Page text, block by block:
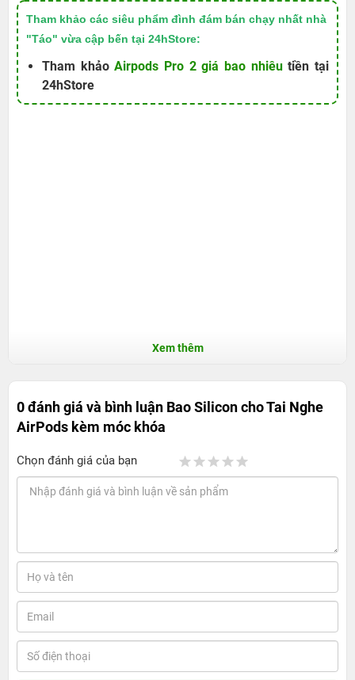
Tham khảo các siêu phẩm đình đám bán chạy nhất nhà
"Táo" vừa cập bến tại 24hStore:
Tham khảoAirpods Pro 2 giá bao nhiêutiền tại
24hStore
Xem thêm
0 đánh giá và bình luận Bao Silicon cho Tai Nghe
AirPods kèm móc khóa
Chọn đánh giá của bạn